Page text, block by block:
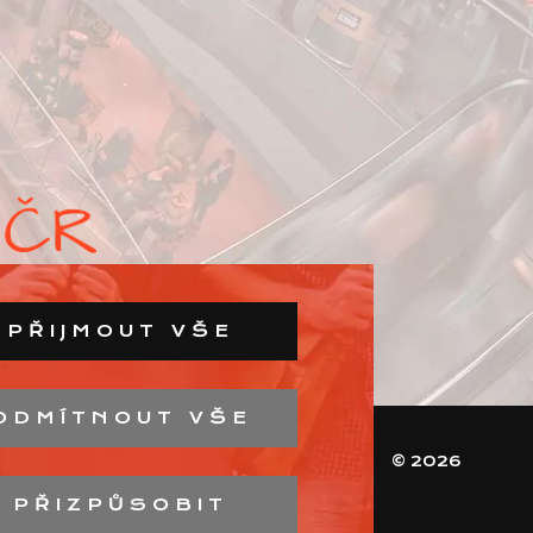
© 2026
PŘIJMOUT VŠE
VŠE
PŘIZPŮSOBIT